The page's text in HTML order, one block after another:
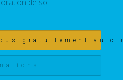
de soi
gratuitement au
!